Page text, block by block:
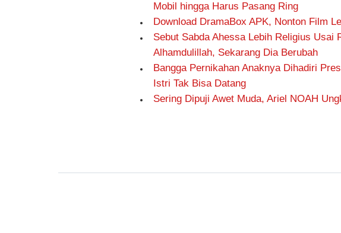
Mobil hingga Harus Pasang Ring
Download DramaBox APK, Nonton Film
Sebut Sabda Ahessa Lebih Religius Usai
Alhamdulillah, Sekarang Dia Berubah
Bangga Pernikahan Anaknya Dihadiri
Istri Tak Bisa Datang
Sering Dipuji Awet Muda, Ariel NOAH